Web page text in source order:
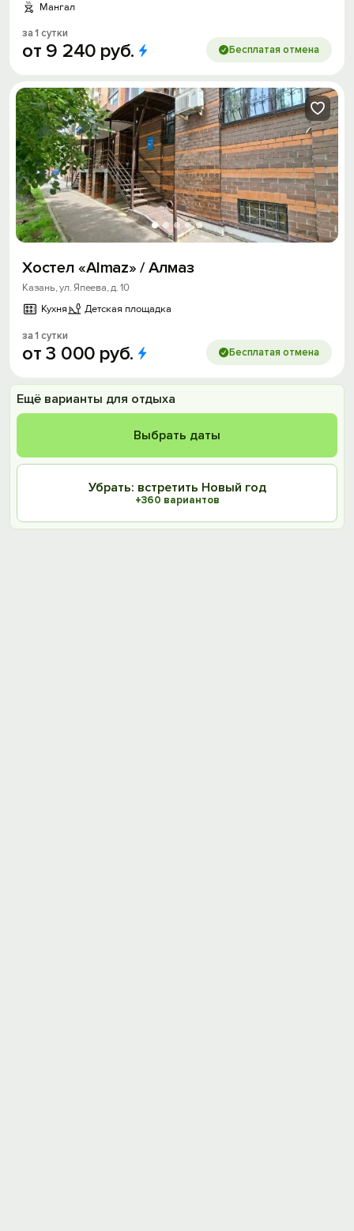
Мангал
за 1 сутки
от 9 240 руб. Бесплатая отмена
Хостел «Almaz» / Алмаз
Казань, ул. Япеева, д. 10
Кухня
Детская площадка
за 1 сутки
от3 000 руб. Бесплатая отмена
Ещё варианты для отдыха
Выбрать даты
Убрать: встретить Новый год
+360 вариантов